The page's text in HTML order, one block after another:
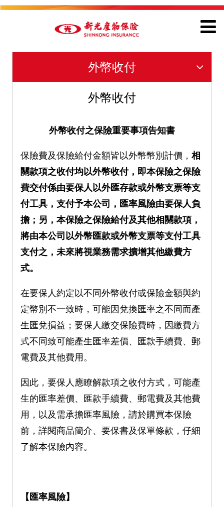
外幣收付
外幣收付
外幣收付之保險重要事項告知書
保險費及保險給付金額皆以外幣幣別計價， 相
關款項之收付均以外幣收付，即本保險之保險
費交付係由要保人以外匯存款或外幣支票等支
付工具，支付予本公司，匯率風險由要保人負
擔；另，本保險之保險給付及其他相關款項，
將由本公司以外幣匯款或外幣支票等支付工具
支付之，未來將視業務需求擴增其他繳費方
式。
在要保人約定以不同外幣收付或保險金額與約
定幣別不一致時，可能因兌換匯率之不同而產
生匯兌損益；要保人繳交保險費時，因繳費方
式不同致可能產生匯率差價、匯款手續費、郵
電費及其他費用。
因此，要保人應瞭解款項之收付方式，可能產
生的匯率差價、匯款手續費、郵電費及其他費
用，以及需承擔匯率風險，請於購買本保險
前，詳閱商品簡介、要保書及保單條款，仔細
了解本保險內容。
【匯率風險】